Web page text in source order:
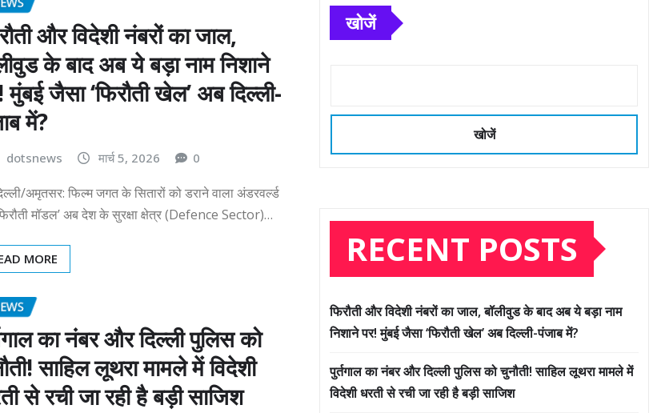
और विदेशी नंबरों का जाल,
के बाद अब ये बड़ा नाम निशाने
मुंबई जैसा ‘फिरौती खेल’ अब दिल्ली-
में?
dotsnews मार्च 5, 2026 0
अमृतसर: फिल्म जगत के सितारों को डराने वाला अंडरवर्ल्ड
मॉडल’ अब देश के सुरक्षा क्षेत्र (Defence Sector)…
MORE
का नंबर और दिल्ली पुलिस को
साहिल लूथरा मामले में विदेशी
से रची जा रही है बड़ी साजिश
खोजें
खोजें
RECENT POSTS
फिरौती और विदेशी नंबरों का जाल, बॉलीवुड के बाद अब ये बड़ा नाम
निशाने पर! मुंबई जैसा ‘फिरौती खेल’ अब दिल्ली-पंजाब में?
पुर्तगाल का नंबर और दिल्ली पुलिस को चुनौती! साहिल लूथरा मामले में
विदेशी धरती से रची जा रही है बड़ी साजिश